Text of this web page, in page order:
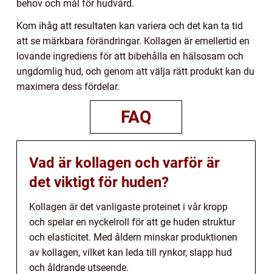
behov och mål för hudvård.
Kom ihåg att resultaten kan variera och det kan ta tid
att se märkbara förändringar. Kollagen är emellertid en
lovande ingrediens för att bibehålla en hälsosam och
ungdomlig hud, och genom att välja rätt produkt kan du
maximera dess fördelar.
FAQ
Vad är kollagen och varför är
det viktigt för huden?
Kollagen är det vanligaste proteinet i vår kropp
och spelar en nyckelroll för att ge huden struktur
och elasticitet. Med åldern minskar produktionen
av kollagen, vilket kan leda till rynkor, slapp hud
och åldrande utseende.